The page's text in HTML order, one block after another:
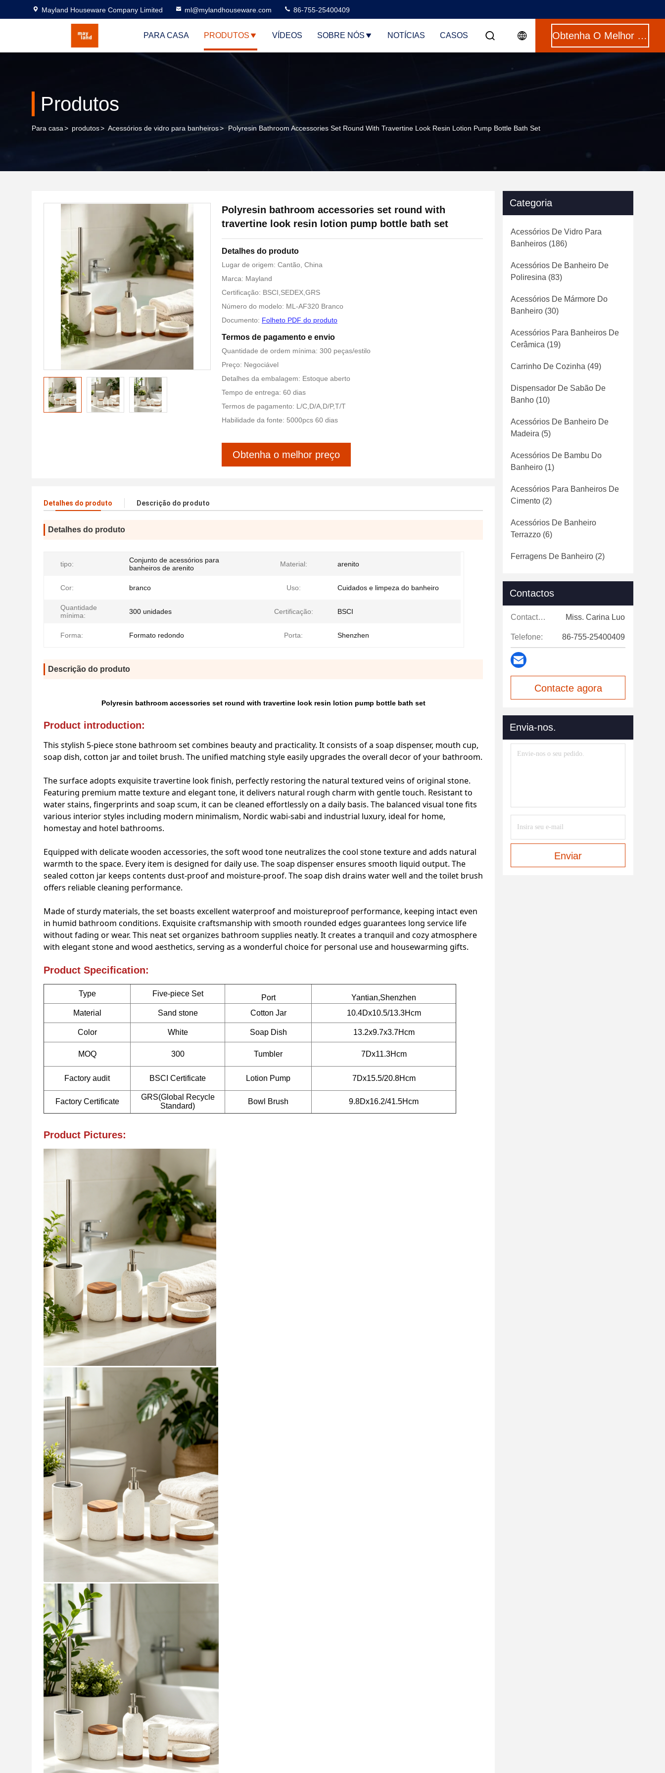
Mayland Houseware Company Limited ml@mylandhouseware.com 86-755-25400409
PARA CASA PRODUTOS VÍDEOS SOBRE NÓS NOTÍCIAS CASOS Obtenha O Melhor Preço
Produtos
Para casa> produtos> Acessórios de vidro para banheiros> Polyresin Bathroom Accessories Set Round With Travertine Look Resin Lotion Pump Bottle Bath Set
Polyresin bathroom accessories set round with
travertine look resin lotion pump bottle bath set
Detalhes do produto
Lugar de origem: Cantão, China
Marca: Mayland
Certificação: BSCI,SEDEX,GRS
Número do modelo: ML-AF320 Branco
Documento: Folheto PDF do produto
Termos de pagamento e envio
Quantidade de ordem mínima: 300 peças/estilo
Preço: Negociável
Detalhes da embalagem: Estoque aberto
Tempo de entrega: 60 dias
Termos de pagamento: L/C,D/A,D/P,T/T
Habilidade da fonte: 5000pcs 60 dias
Obtenha o melhor preço
Detalhes do produto Descrição do produto
Detalhes do produto
tipo:
Conjunto de acessórios para
banheiros de arenito
Material: arenito
Cor: branco Uso: Cuidados e limpeza do banheiro
Quantidade
mínima:
300 unidades Certificação: BSCI
Forma: Formato redondo Porta: Shenzhen
Descrição do produto
Polyresin bathroom accessories set round with travertine look resin lotion pump bottle bath set
Product introduction:
This stylish 5-piece stone bathroom set combines beauty and practicality. It consists of a soap dispenser, mouth cup,
soap dish, cotton jar and toilet brush. The unified matching style easily upgrades the overall decor of your bathroom.
The surface adopts exquisite travertine look finish, perfectly restoring the natural textured veins of original stone.
Featuring premium matte texture and elegant tone, it delivers natural rough charm with gentle touch. Resistant to
water stains, fingerprints and soap scum, it can be cleaned effortlessly on a daily basis. The balanced visual tone fits
various interior styles including modern minimalism, Nordic wabi-sabi and industrial luxury, ideal for home,
homestay and hotel bathrooms.
Equipped with delicate wooden accessories, the soft wood tone neutralizes the cool stone texture and adds natural
warmth to the space. Every item is designed for daily use. The soap dispenser ensures smooth liquid output. The
sealed cotton jar keeps contents dust-proof and moisture-proof. The soap dish drains water well and the toilet brush
offers reliable cleaning performance.
Made of sturdy materials, the set boasts excellent waterproof and moistureproof performance, keeping intact even
in humid bathroom conditions. Exquisite craftsmanship with smooth rounded edges guarantees long service life
without fading or wear. This neat set organizes bathroom supplies neatly. It creates a tranquil and cozy atmosphere
with elegant stone and wood aesthetics, serving as a wonderful choice for personal use and housewarming gifts.
Product Specification:
Type Five-piece Set Port
Yantian,Shenzhen
Material
Sand stone Cotton Jar 10.4Dx10.5/13.3Hcm
Color White Soap Dish 13.2x9.7x3.7Hcm
MOQ 300 Tumbler 7Dx11.3Hcm
Factory audit BSCI Certificate Lotion Pump 7Dx15.5/20.8Hcm
Factory Certificate
GRS(Global Recycle
Standard)
Bowl Brush 9.8Dx16.2/41.5Hcm
Product Pictures:
Categoria
Acessórios De Vidro Para
Banheiros (186)
Acessórios De Banheiro De
Poliresina (83)
Acessórios De Mármore Do
Banheiro (30)
Acessórios Para Banheiros De
Cerâmica (19)
Carrinho De Cozinha (49)
Dispensador De Sabão De
Banho (10)
Acessórios De Banheiro De
Madeira (5)
Acessórios De Bambu Do
Banheiro (1)
Acessórios Para Banheiros De
Cimento (2)
Acessórios De Banheiro
Terrazzo (6)
Ferragens De Banheiro (2)
Contactos
Contactos: Miss. Carina Luo
Telefone: 86-755-25400409
Contacte agora
Envia-nos.
Enviar